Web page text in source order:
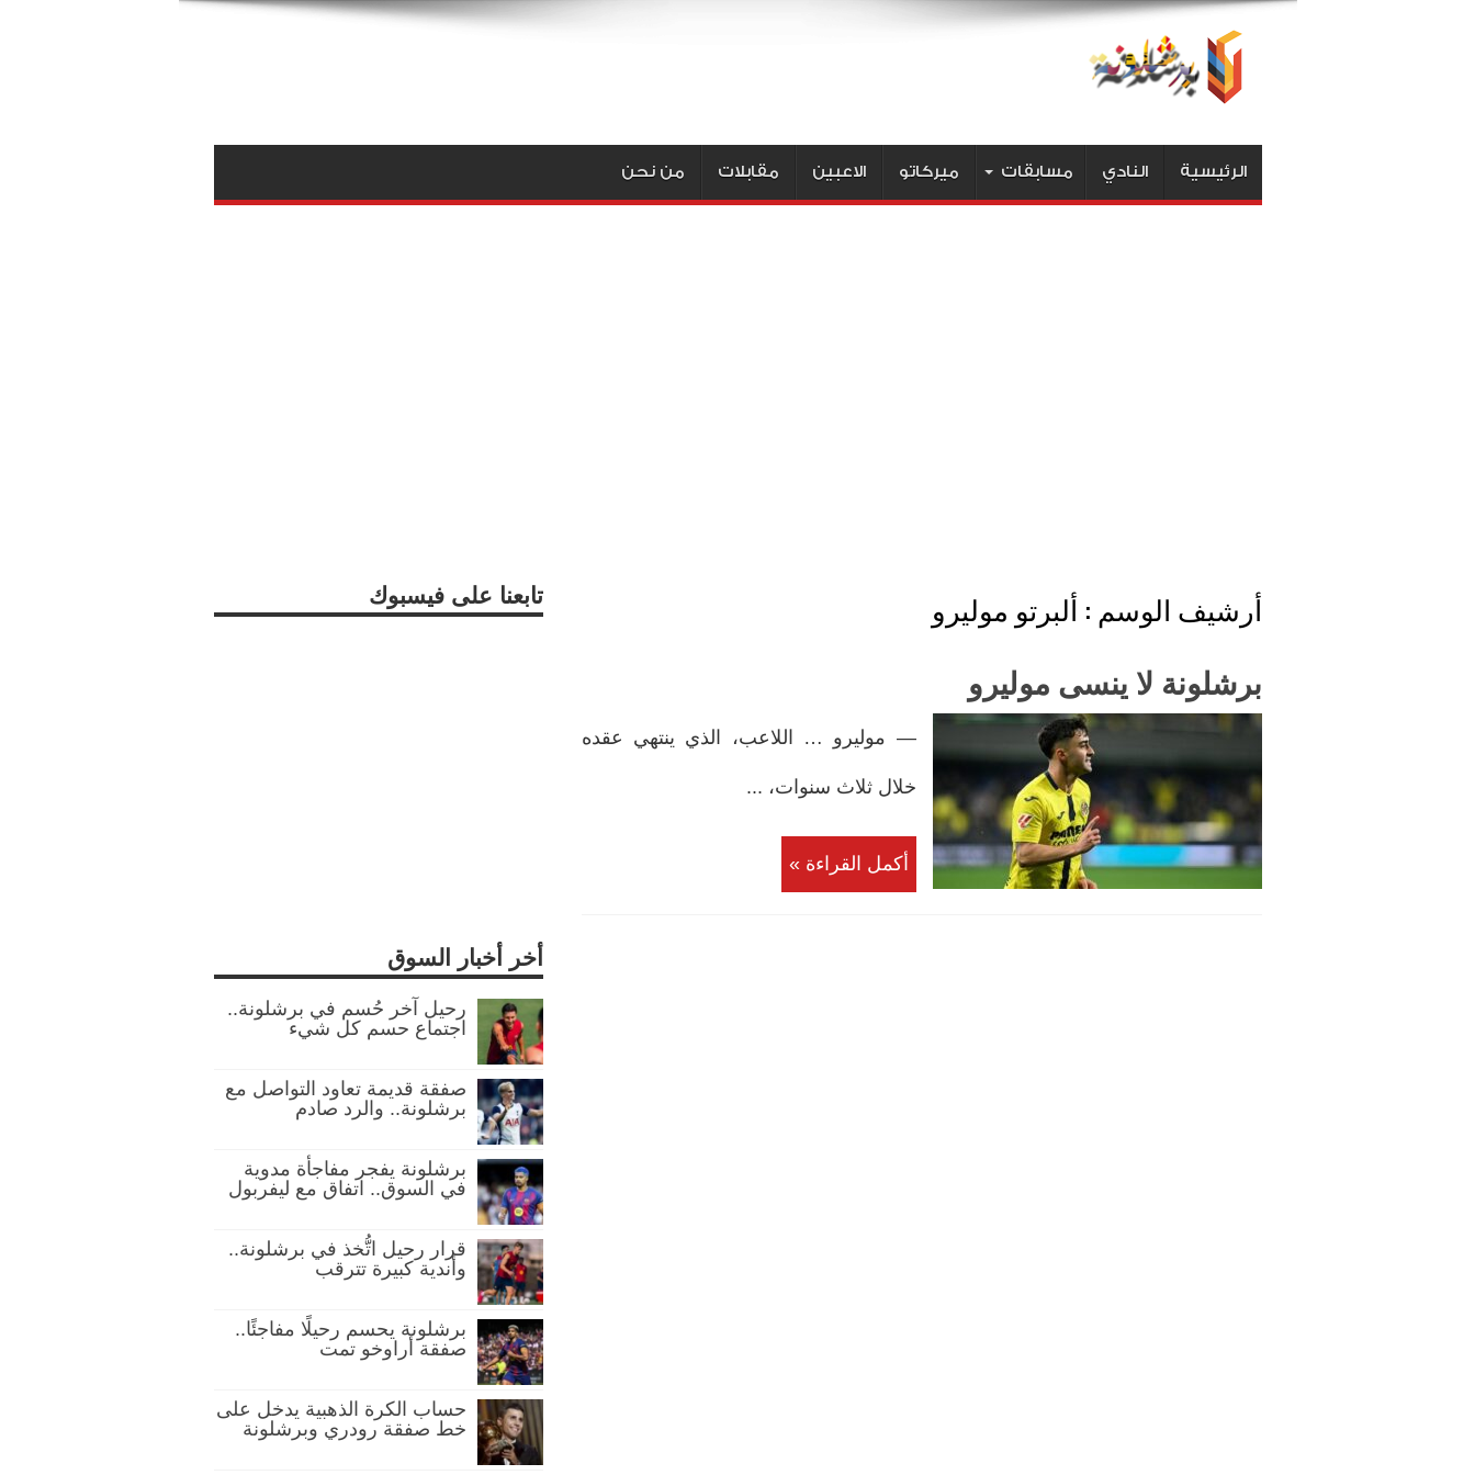
الرئيسية النادي مسابقات ميركاتو الاعبين مقابلات من نحن
أرشيف الوسم : ألبرتو موليرو
برشلونة لا ينسى موليرو
— موليرو … اللاعب، الذي ينتهي عقده
خلال ثلاث سنوات، ...
أكمل القراءة »
تابعنا على فيسبوك
أخر أخبار السوق
رحيل آخر حُسم في برشلونة..
اجتماع حسم كل شيء
صفقة قديمة تعاود التواصل مع
برشلونة.. والرد صادم
برشلونة يفجر مفاجأة مدوية
في السوق.. اتفاق مع ليفربول
قرار رحيل اتُّخذ في برشلونة..
وأندية كبيرة تترقب
برشلونة يحسم رحيلًا مفاجئًا..
صفقة أراوخو تمت
حساب الكرة الذهبية يدخل على
خط صفقة رودري وبرشلونة